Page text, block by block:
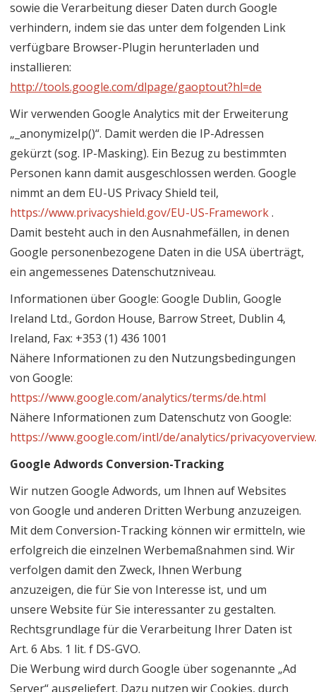
sowie die Verarbeitung dieser Daten durch Google
verhindern, indem sie das unter dem folgenden Link
verfügbare Browser-Plugin herunterladen und
installieren:
http://tools.google.com/dlpage/gaoptout?hl=de
Wir verwenden Google Analytics mit der Erweiterung
„_anonymizeIp()“. Damit werden die IP-Adressen
gekürzt (sog. IP-Masking). Ein Bezug zu bestimmten
Personen kann damit ausgeschlossen werden. Google
nimmt an dem EU-US Privacy Shield teil,
https://www.privacyshield.gov/EU-US-Framework.
Damit besteht auch in den Ausnahmefällen, in denen
Google personenbezogene Daten in die USA überträgt,
ein angemessenes Datenschutzniveau.
Informationen über Google: Google Dublin, Google
Ireland Ltd., Gordon House, Barrow Street, Dublin 4,
Ireland, Fax: +353 (1) 436 1001
Nähere Informationen zu den Nutzungsbedingungen
von Google:
https://www.google.com/analytics/terms/de.html
Nähere Informationen zum Datenschutz von Google:
https://www.google.com/intl/de/analytics/
Google Adwords Conversion-Tracking
Wir nutzen Google Adwords, um Ihnen auf Websites
von Google und anderen Dritten Werbung anzuzeigen.
Mit dem Conversion-Tracking können wir ermitteln, wie
erfolgreich die einzelnen Werbemaßnahmen sind. Wir
verfolgen damit den Zweck, Ihnen Werbung
anzuzeigen, die für Sie von Interesse ist, und um
unsere Website für Sie interessanter zu gestalten.
Rechtsgrundlage für die Verarbeitung Ihrer Daten ist
Art. 6 Abs. 1 lit. f DS-GVO.
Die Werbung wird durch Google über sogenannte „Ad
Server“ ausgeliefert. Dazu nutzen wir Cookies, durch